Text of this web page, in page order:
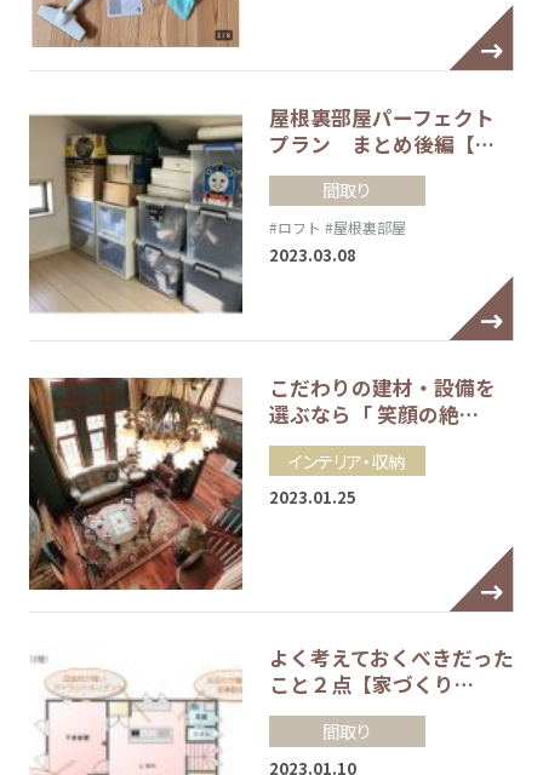
屋根裏部屋パーフェクト
プラン まとめ後編【…
間取り
#ロフト #屋根裏部屋
2023.03.08
こだわりの建材・設備を
選ぶなら「 笑顔の絶…
インテリア・収納
2023.01.25
よく考えておくべきだった
こと２点【家づくり…
間取り
2023.01.10